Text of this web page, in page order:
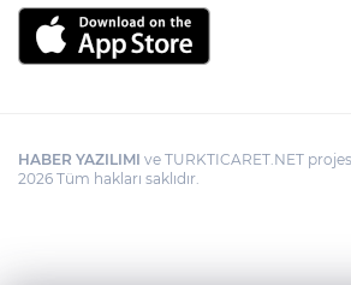
HABER YAZILIMI ve TURKTICARET.NET
2026 Tüm hakları saklıdır.